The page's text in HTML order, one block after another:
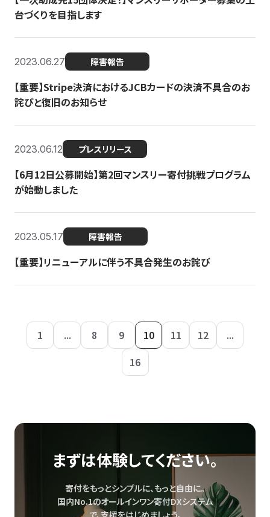
台づくりを目指します
2023.06.27 障害報告
【重要】Stripe決済におけるJCBカードの決済不具合のお
詫びと復旧のお知らせ
2023.06.12 プレスリリース
【6月12日公募開始】第2回マンスリー寄付挑戦プログラム
が始動しました
2023.05.17 障害報告
【重要】リニューアルに伴う不具合発生のお詫び
1 ... 8 9 10 11 12
...
16
まずは体験してください。
寄付をもっとシンプルに、もっと自由に。
国内No.1のオールインワン寄付DXシステム
で、支援をはじめましょう。